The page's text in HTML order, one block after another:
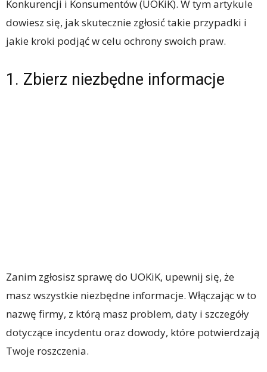
Konkurencji i Konsumentów (UOKiK). W tym artykule
dowiesz się, jak skutecznie zgłosić takie przypadki i
jakie kroki podjąć w celu ochrony swoich praw.
1. Zbierz niezbędne informacje
Zanim zgłosisz sprawę do UOKiK, upewnij się, że
masz wszystkie niezbędne informacje. Włączając w to
nazwę firmy, z którą masz problem, daty i szczegóły
dotyczące incydentu oraz dowody, które potwierdzają
Twoje roszczenia.